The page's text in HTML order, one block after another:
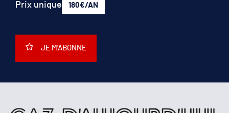
Prix unique 180€/AN
JE M'ABONNE